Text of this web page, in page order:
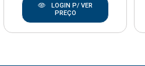
LOGIN P/ VER
PREÇO